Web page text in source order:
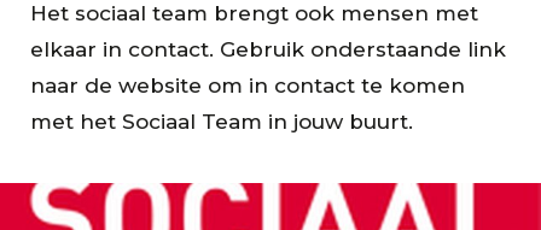
Het sociaal team brengt ook mensen met
elkaar in contact. Gebruik onderstaande link
naar de website om in contact te komen
met het Sociaal Team in jouw buurt.